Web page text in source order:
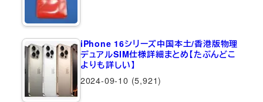
iPhone 16シリーズ中国本土/香港版物理
デュアルSIM仕様詳細まとめ【たぶんどこ
よりも詳しい】
2024-09-10 (5,921)